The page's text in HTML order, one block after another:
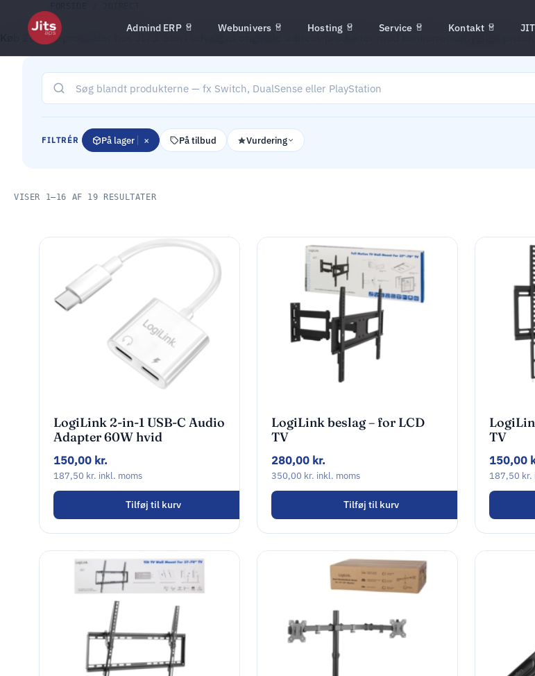
Admind ERP Webunivers Hosting Service Kontakt
Køb 2direct-produkter hos JITS. Stort udvalg af originale 2direct-produkter med konkurrencedygtige
FILTRÉR På lager × På tilbud Vurdering
VISER 1–16 AF 19 RESULTATER
LogiLink 2-in-1 USB-C Audio
Adapter 60W hvid
150,00 kr.
187,50 kr. inkl. moms
Tilføj til kurv
LogiLink beslag – for LCD
TV
280,00 kr.
350,00 kr. inkl. moms
Tilføj til kurv
TV
150,00
187,50 kr.